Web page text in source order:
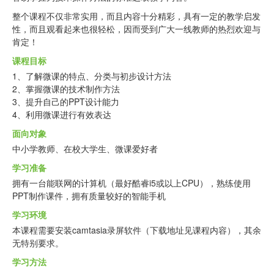
整个课程不仅非常实用，而且内容十分精彩，具有一定的教学启发
性，而且观看起来也很轻松，因而受到广大一线教师的热烈欢迎与
肯定！
课程目标
1、了解微课的特点、分类与初步设计方法
2、掌握微课的技术制作方法
3、提升自己的PPT设计能力
4、利用微课进行有效表达
面向对象
中小学教师、在校大学生、微课爱好者
学习准备
拥有一台能联网的计算机（最好酷睿i5或以上CPU），熟练使用
PPT制作课件，拥有质量较好的智能手机
学习环境
本课程需要安装camtasia录屏软件（下载地址见课程内容），其余
无特别要求。
学习方法